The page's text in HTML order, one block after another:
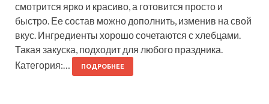
смотрится ярко и красиво, а готовится просто и
быстро. Ее состав можно дополнить, изменив на свой
вкус. Ингредиенты хорошо сочетаются с хлебцами.
Такая закуска, подходит для любого праздника.
Категория:…
ПОДРОБНЕЕ